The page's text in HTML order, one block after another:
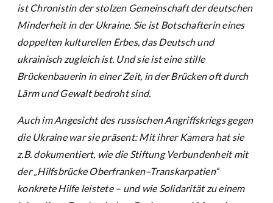
ist Chronistin der stolzen Gemeinschaft der deutschen
Minderheit in der Ukraine. Sie ist Botschafterin eines
doppelten kulturellen Erbes, das Deutsch und
ukrainisch zugleich ist. Und sie ist eine stille
Brückenbauerin in einer Zeit, in der Brücken oft durch
Lärm und Gewalt bedroht sind.
Auch im Angesicht des russischen Angriffskriegs gegen
die Ukraine war sie präsent: Mit ihrer Kamera hat sie
z.B. dokumentiert, wie die Stiftung Verbundenheit mit
der „Hilfsbrücke Oberfranken–Transkarpatien“
konkrete Hilfe leistete – und wie Solidarität zu einem